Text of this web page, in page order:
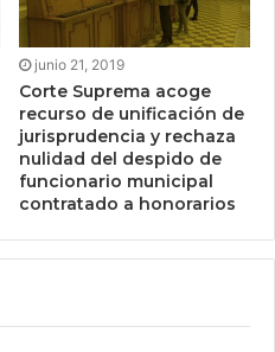
junio 21, 2019
Corte Suprema acoge
recurso de unificación de
jurisprudencia y rechaza
nulidad del despido de
funcionario municipal
contratado a honorarios